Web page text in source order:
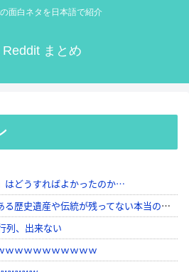
面白ネタを日本語で紹介
まとめ